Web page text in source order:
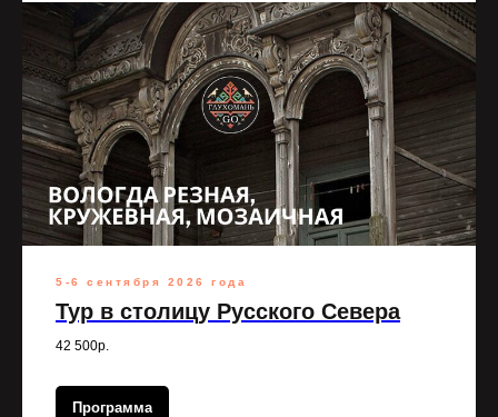
5-6 сентября 2026 года
Тур в столицу Русского Севера
42 500р.
Программа